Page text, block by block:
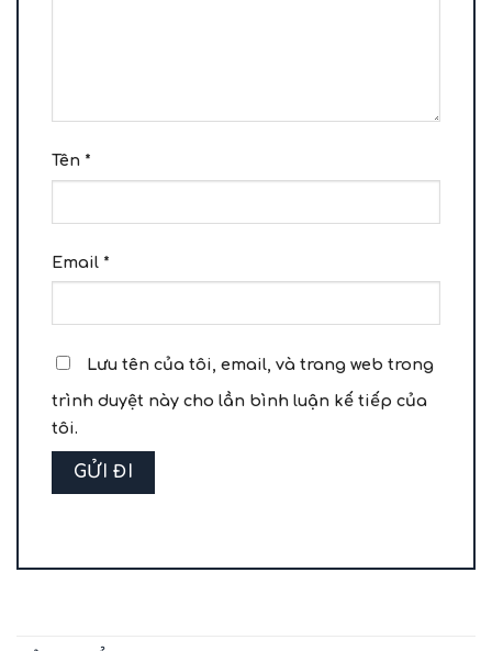
Tên *
Email *
Lưu tên của tôi, email, và trang web trong
trình duyệt này cho lần bình luận kế tiếp của
tôi.